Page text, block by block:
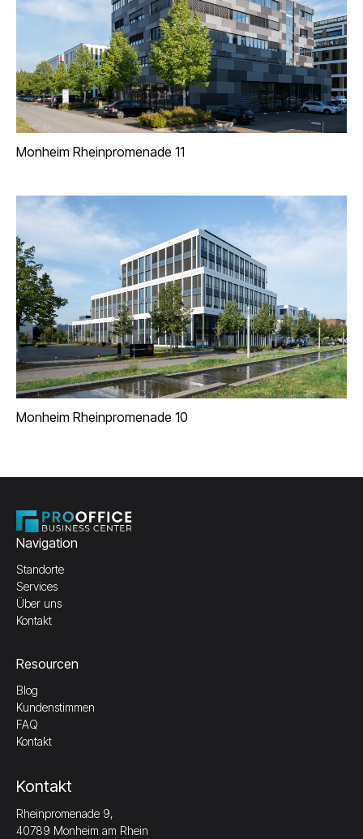
Monheim Rheinpromenade 11
Monheim Rheinpromenade 10
Navigation
Standorte
Services
Über uns
Kontakt
Resourcen
Blog
Kundenstimmen
FAQ
Kontakt
Kontakt
Rheinpromenade 9,
40789 Monheim am Rhein